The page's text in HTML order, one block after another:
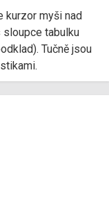
kurzor myši nad
sloupce tabulku
Tučně jsou